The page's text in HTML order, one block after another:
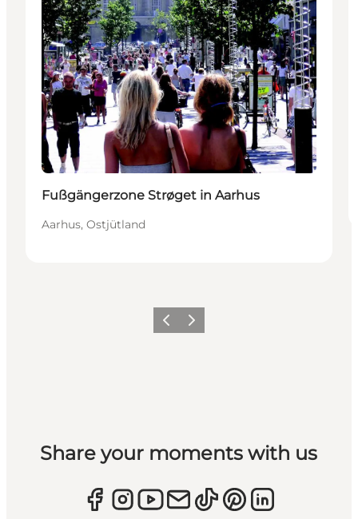
Fußgängerzone Strøget in Aarhus
Aarhus, Ostjütland
ZurückWeiter
Share your moments with us